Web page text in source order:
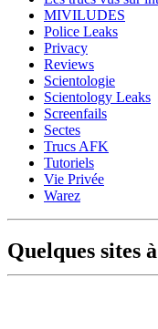
MIVILUDES
Police Leaks
Privacy
Reviews
Scientologie
Scientology Leaks
Screenfails
Sectes
Trucs AFK
Tutoriels
Vie Privée
Warez
Quelques sites